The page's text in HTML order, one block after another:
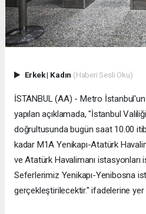
Erkek| Kadın (Haberi Sesli Oku)
İSTANBUL (AA) - Metro
yapılan açıklamada, "İstanbul
doğrultusunda bugün saat 10.00
kadar M1A Yenikapı-Atatürk
ve Atatürk Havalimanı istasyonları
Seferlerimiz Yenikapı-Yenibosna
gerçekleştirilecektir." ifadelerine yer